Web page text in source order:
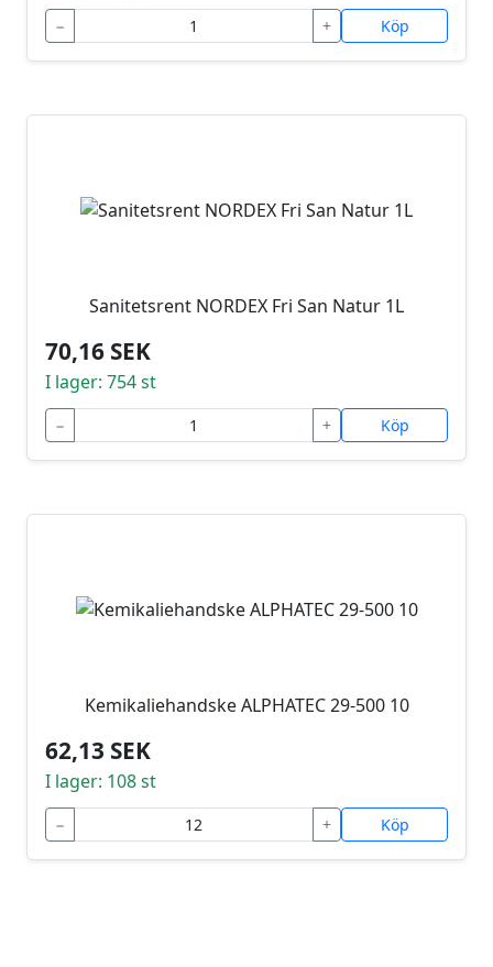
− + Köp
Sanitetsrent NORDEX Fri San Natur 1L
70,16 SEK
I lager: 754 st
− + Köp
Kemikaliehandske ALPHATEC 29-500 10
62,13 SEK
I lager: 108 st
− + Köp